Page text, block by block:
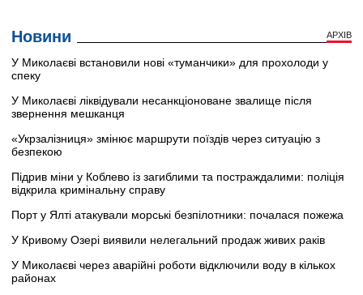
Новини АРХІВ
У Миколаєві встановили нові «туманчики» для прохолоди у
спеку
У Миколаєві ліквідували несанкціоноване звалище після
звернення мешканця
«Укрзалізниця» змінює маршрути поїздів через ситуацію з
безпекою
Підрив міни у Коблево із загиблими та постраждалими: поліція
відкрила кримінальну справу
Порт у Ялті атакували морські безпілотники: почалася пожежа
У Кривому Озері виявили нелегальний продаж живих раків
У Миколаєві через аварійні роботи відключили воду в кількох
районах